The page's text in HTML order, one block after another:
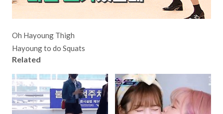
Oh Hayoung Thigh
Hayoung to do Squats
Related